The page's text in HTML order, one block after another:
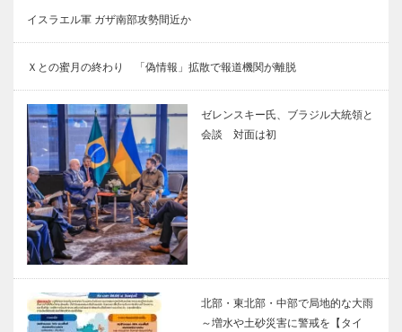
イスラエル軍 ガザ南部攻勢間近か
Ｘとの蜜月の終わり 「偽情報」拡散で報道機関が離脱
ゼレンスキー氏、ブラジル大統領と
会談 対面は初
北部・東北部・中部で局地的な大雨
～増水や土砂災害に警戒を【タイ